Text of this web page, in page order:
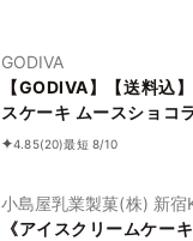
GODIVA
【GODIVA】【送料込
スケーキ ムースショコ
4.85(20)最短 8/10
小島屋乳業製菓(株) 新宿
《アイスクリームケー